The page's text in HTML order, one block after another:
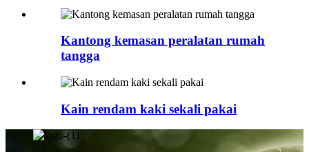
Kantong kemasan peralatan rumah
tangga
Kain rendam kaki sekali pakai